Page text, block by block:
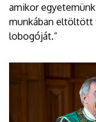
amikor
munkában eltöltött
lobogóját.”